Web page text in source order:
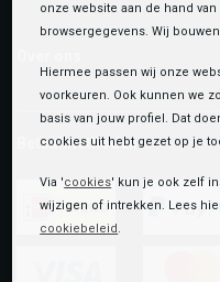
Betaalmethoden
onze website aan de hand
browsergegevens. Wij
Hiermee passen wij onze
voorkeuren. Ook kunnen we
basis van jouw profiel. Dat
cookies uit hebt gezet op je
Via 'cookies' kun je ook zelf
wijzigen of intrekken. Lees
cookiebeleid .